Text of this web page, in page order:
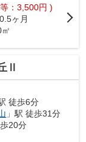
：3,500円 )
0.5ヶ月
Ⅱ
徒歩6分
」駅 徒歩31分
20分